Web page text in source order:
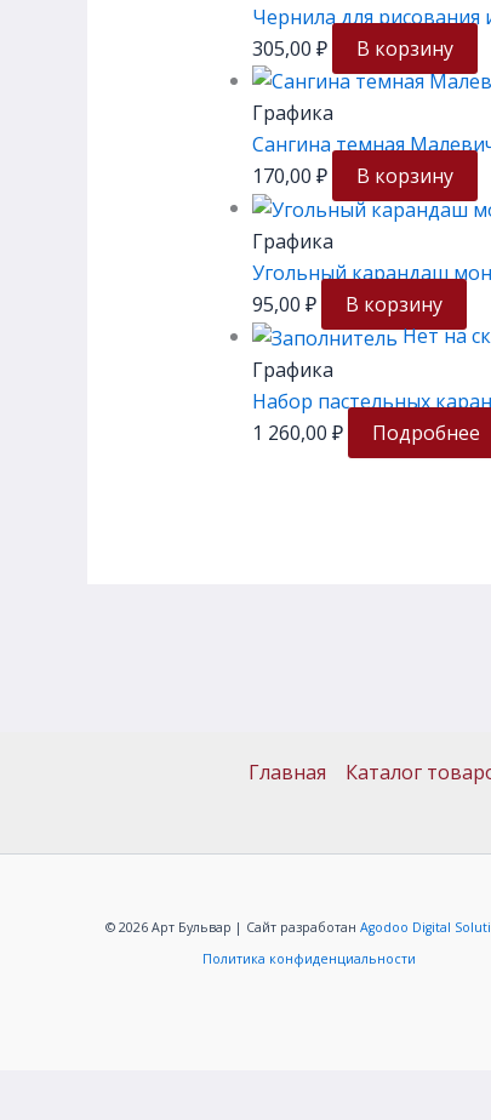
Чернила для рисования
305,00 ₽ В корзину
Графика
Сангина темная
170,00 ₽ В корзину
Графика
Угольный карандаш
95,00 ₽
В корзину
Нет на
Графика
Набор пастельных
1 260,00 ₽ Подробнее
Главная Каталог
© 2026 Арт Бульвар | Сайт разработанAgodoo Digital
Политика конфиденциальности